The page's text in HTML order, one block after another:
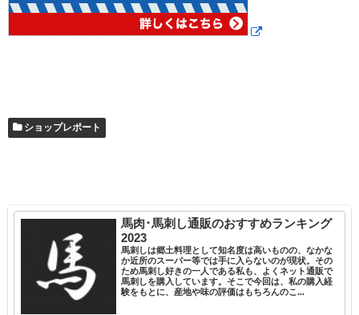
ショップレポート
馬肉･馬刺し通販のおすすめランキング
2023
馬刺しは郷土料理として知名度は高いものの、なかな
か近所のスーパー等では手に入らないのが現状。その
ため馬刺し好きの一人である私も、よくネット通販で
馬刺しを購入しています。そこで今回は、私の購入経
験をもとに、産地や味の評価はもちろんのこ...